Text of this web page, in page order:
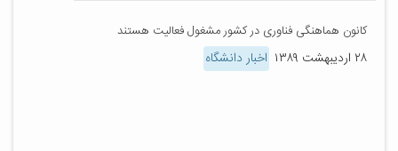
کانون هماهنگی فناوری در کشور مشغول فعالیت هستند
۲۸ اردیبهشت ۱۳۸۹ اخبار دانشگاه